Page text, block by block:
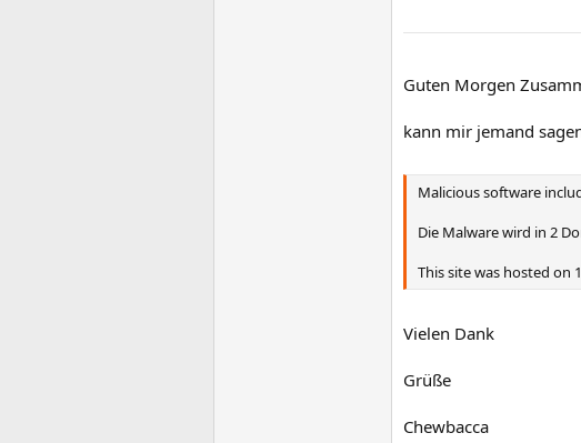
Guten Morgen
kann mir jemand
Malicious software
Die Malware wird in 2
This site was hosted on
Vielen Dank
Grüße
Chewbacca